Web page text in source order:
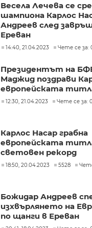
Весела Лечева се
шампиона Карлос
Андреев след
Ереван
14:40, 21.04.2023 Чете се за:
Президентът на
Маджид поздрави
европейската
12:30, 21.04.2023 Чете се за:
Карлос Насар грабна
европейската
световен рекорд
18:50, 20.04.2023 5528
Божидар Андреев
изхвърлянето на
по щанги в Ереван